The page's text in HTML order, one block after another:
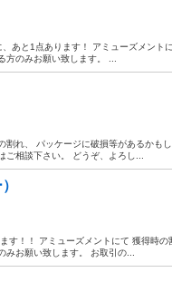
あと1点あります！ アミューズメント
のみお願い致します。 ...
れ、 パッケージに破損等があるかもし
相談下さい。 どうぞ、よろし...
す！！ アミューズメントにて 獲得時の
お願い致します。 お取引の...